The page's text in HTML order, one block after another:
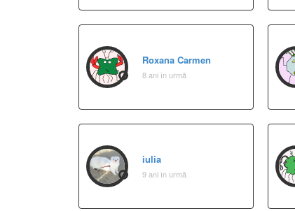
Roxana Carmen
8 ani în urmă
iulia
9 ani în urmă